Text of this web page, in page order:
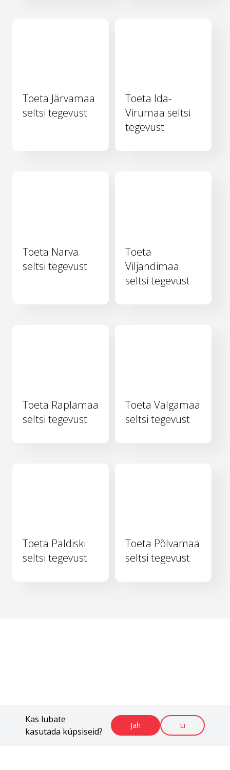
Kas lubate
kasutada küpsiseid?
Jah Ei
Toeta Järvamaa
seltsi tegevust
Toeta Ida-
Virumaa seltsi
tegevust
Toeta Narva
seltsi tegevust
Toeta
Viljandimaa
seltsi tegevust
Toeta Raplamaa
seltsi tegevust
Toeta Valgamaa
seltsi tegevust
Toeta Paldiski
seltsi tegevust
Toeta Põlvamaa
seltsi tegevust